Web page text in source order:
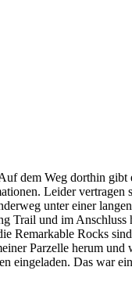
dem Weg dorthin
Leider
unter einer
und im
Remarkable Rocks
Parzelle herum
eingeladen. Das war